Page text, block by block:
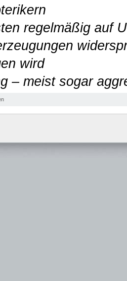
regelmäßig auf
wird
– meist sogar